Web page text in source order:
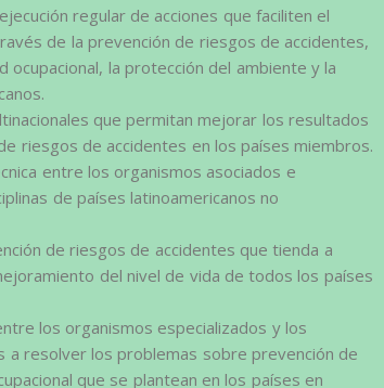
regular de acciones que faciliten el
de la prevención de riesgos de accidentes,
ocupacional, la protección del ambiente y la
que permitan mejorar los resultados
riesgos de accidentes en los países miembros.
entre los organismos asociados e
de países latinoamericanos no
de riesgos de accidentes que tienda a
del nivel de vida de todos los países
los organismos especializados y los
resolver los problemas sobre prevención de
que se plantean en los países en